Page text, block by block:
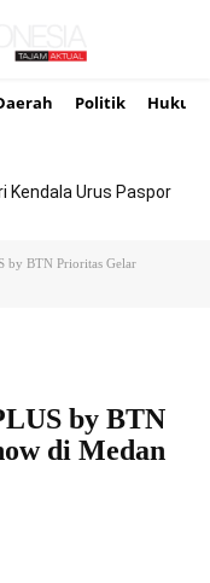
Politik Hukum
Kendala Urus Paspor
by BTN Prioritas Gelar
by BTN
di Medan